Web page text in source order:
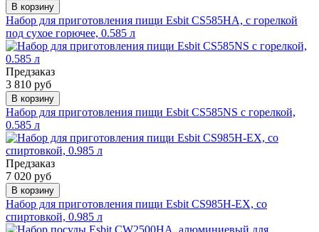
В корзину
Набор для приготовления пищи Esbit CS585HA, с горелкой
под сухое горючее, 0.585 л
Предзаказ
3 810 руб
В корзину
Набор для приготовления пищи Esbit CS585NS с горелкой,
0.585 л
Предзаказ
7 020 руб
В корзину
Набор для приготовления пищи Esbit CS985H-EX, со
спиртовкой, 0.985 л